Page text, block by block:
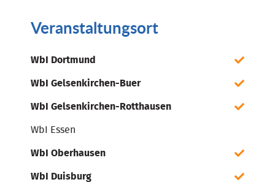
Veranstaltungsort
WbI Dortmund
WbI Gelsenkirchen-Buer
WbI Gelsenkirchen-Rotthausen
WbI Essen
WbI Oberhausen
WbI Duisburg